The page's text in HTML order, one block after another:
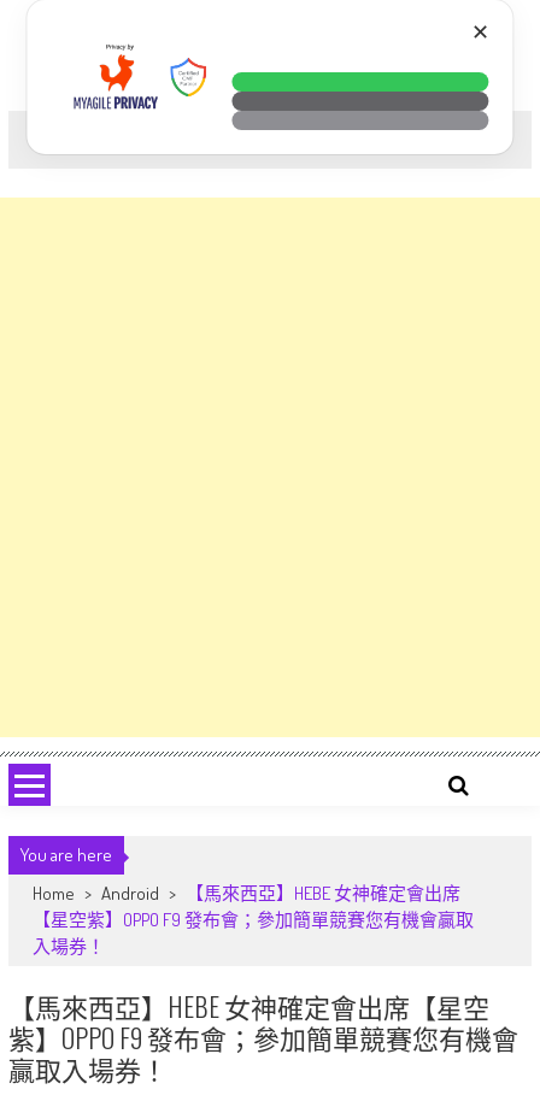
科技. 生活. 攝影.
You are here
Home > Android >
【馬來西亞】HEBE 女神確定會出席
【星空紫】OPPO F9 發布會；參加簡單競賽您有機會贏取
入場券！
【馬來西亞】HEBE 女神確定會出席【星空
紫】OPPO F9 發布會；參加簡單競賽您有機會
贏取入場券！
✕